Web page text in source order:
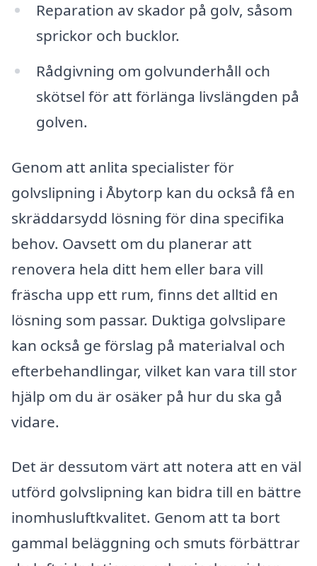
Reparation av skador på golv, såsom
sprickor och bucklor.
Rådgivning om golvunderhåll och
skötsel för att förlänga livslängden på
golven.
Genom att anlita specialister för
golvslipning i Åbytorp kan du också få en
skräddarsydd lösning för dina specifika
behov. Oavsett om du planerar att
renovera hela ditt hem eller bara vill
fräscha upp ett rum, finns det alltid en
lösning som passar. Duktiga golvslipare
kan också ge förslag på materialval och
efterbehandlingar, vilket kan vara till stor
hjälp om du är osäker på hur du ska gå
vidare.
Det är dessutom värt att notera att en väl
utförd golvslipning kan bidra till en bättre
inomhusluftkvalitet. Genom att ta bort
gammal beläggning och smuts förbättrar